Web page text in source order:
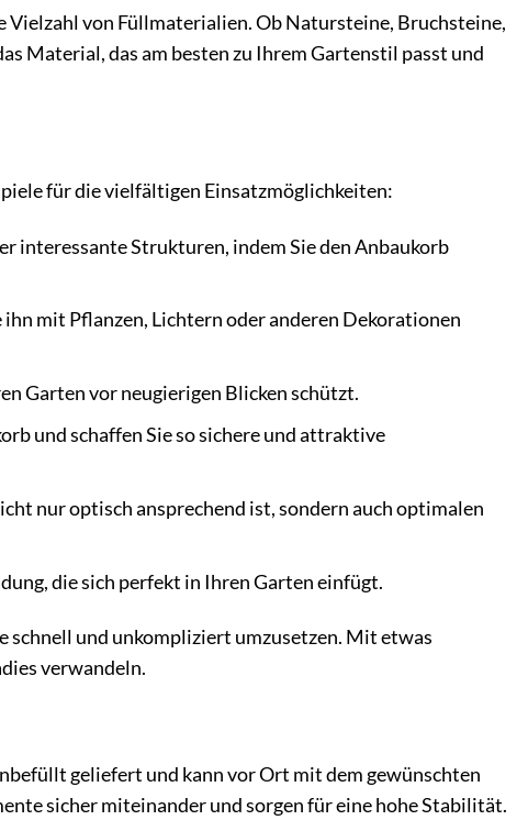
Vielzahl von Füllmaterialien. Ob Natursteine, Bruchsteine,
Material, das am besten zu Ihrem Gartenstil passt und
für die vielfältigen Einsatzmöglichkeiten:
interessante Strukturen, indem Sie den Anbaukorb
mit Pflanzen, Lichtern oder anderen Dekorationen
Garten vor neugierigen Blicken schützt.
und schaffen Sie so sichere und attraktive
nur optisch ansprechend ist, sondern auch optimalen
die sich perfekt in Ihren Garten einfügt.
schnell und unkompliziert umzusetzen. Mit etwas
verwandeln.
geliefert und kann vor Ort mit dem gewünschten
sicher miteinander und sorgen für eine hohe Stabilität.